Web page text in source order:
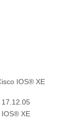
IOS® XE
17.12.05
IOS® XE